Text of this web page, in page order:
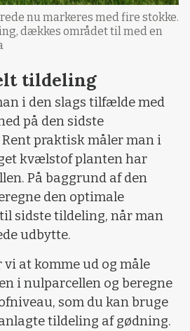
nu markeres med fire stokke.
dækkes området til med en
tildeling
i den slags tilfælde med
på den sidste
praktisk måler man i
kvælstof planten har
På baggrund af den
den optimale
sidste tildeling, når man
udbytte.
vi at komme ud og måle
i nulparcellen og beregne
som du kan bruge
tildeling af gødning.